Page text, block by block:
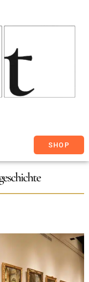
SHOP